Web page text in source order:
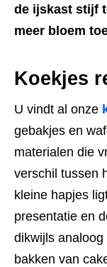
de ijskast stijf
meer bloem
Koekjes
U vindt al onze
gebakjes en
materialen die
verschil tussen
kleine hapjes
presentatie en
dikwijls
bakken van